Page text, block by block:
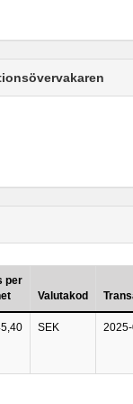
per
Valutakod
SEK